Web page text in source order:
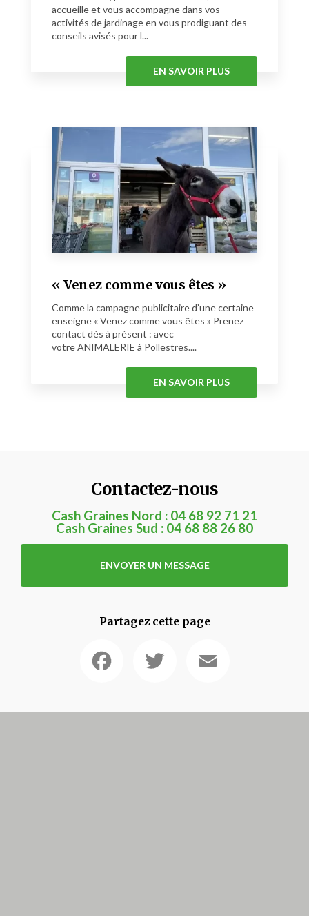
accueille et vous accompagne dans vos
activités de jardinage en vous prodiguant des
conseils avisés pour l...
EN SAVOIR PLUS
« Venez comme vous êtes »
Comme la campagne publicitaire d’une certaine
enseigne « Venez comme vous êtes » Prenez
contact dès à présent : avec
votre ANIMALERIE à Pollestres....
EN SAVOIR PLUS
Contactez-nous
Cash Graines Nord : 04 68 92 71 21
Cash Graines Sud : 04 68 88 26 80
ENVOYER UN MESSAGE
Partagez cette page